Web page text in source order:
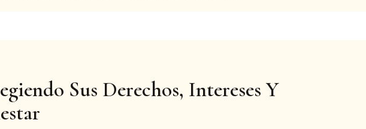
Sus Derechos, Intereses Y